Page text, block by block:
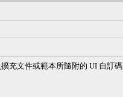
充文件或範本所隨附的 UI 自訂碼